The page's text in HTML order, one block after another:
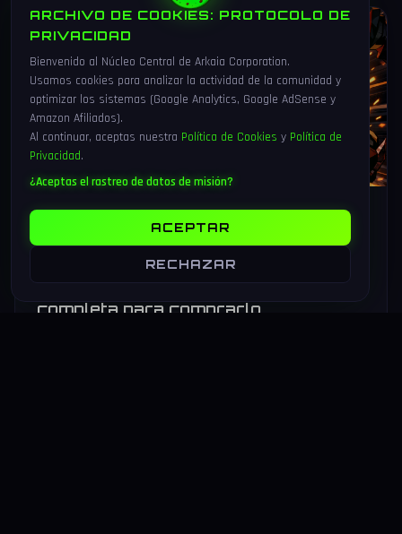
VIDEOJUEGOS
Marvel Tōkon: Fighting Souls sale
hoy 6 de agosto 2026 — análisis del
4v4 de Arc System Works y guía
completa para comprarlo
ARCHIVO DE COOKIES: PROTOCOLO DE
PRIVACIDAD
Bienvenido al Núcleo Central de Arkaia Corporation.
Usamos cookies para analizar la actividad de la comunidad y
optimizar los sistemas (Google Analytics, Google AdSense y
Amazon Afiliados).
Al continuar, aceptas nuestra Política de Cookies y Política de
Privacidad.
¿Aceptas el rastreo de datos de misión?
ACEPTAR
RECHAZAR